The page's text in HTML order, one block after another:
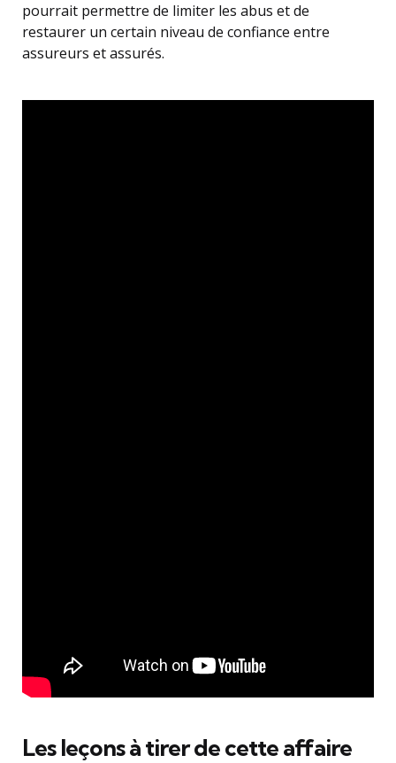
pourrait permettre de limiter les abus et de
restaurer un certain niveau de confiance entre
assureurs et assurés.
Les leçons à tirer de cette affaire